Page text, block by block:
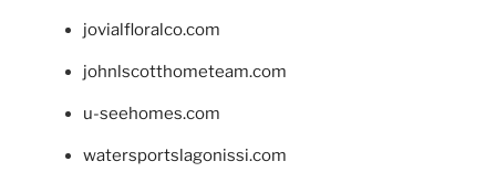
jovialfloralco.com
johnlscotthometeam.com
u-seehomes.com
watersportslagonissi.com